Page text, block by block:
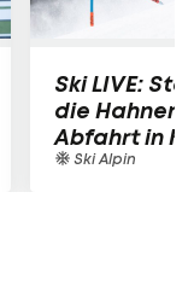
Ski LIVE:
die
Abfahrt in
Ski Alpin